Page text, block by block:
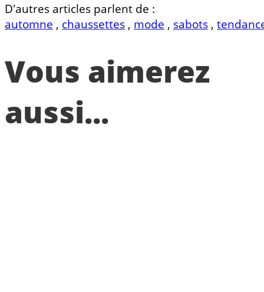
D'autres articles parlent de :
automne , chaussettes , mode , sabots ,
Vous aimerez
aussi...